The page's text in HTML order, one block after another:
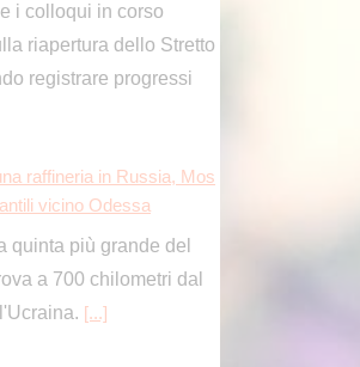
i colloqui in corso
riapertura dello Stretto
registrare progressi
raffineria in Russia, Mos
vicino Odessa
quinta più grande del
a 700 chilometri dal
[...]